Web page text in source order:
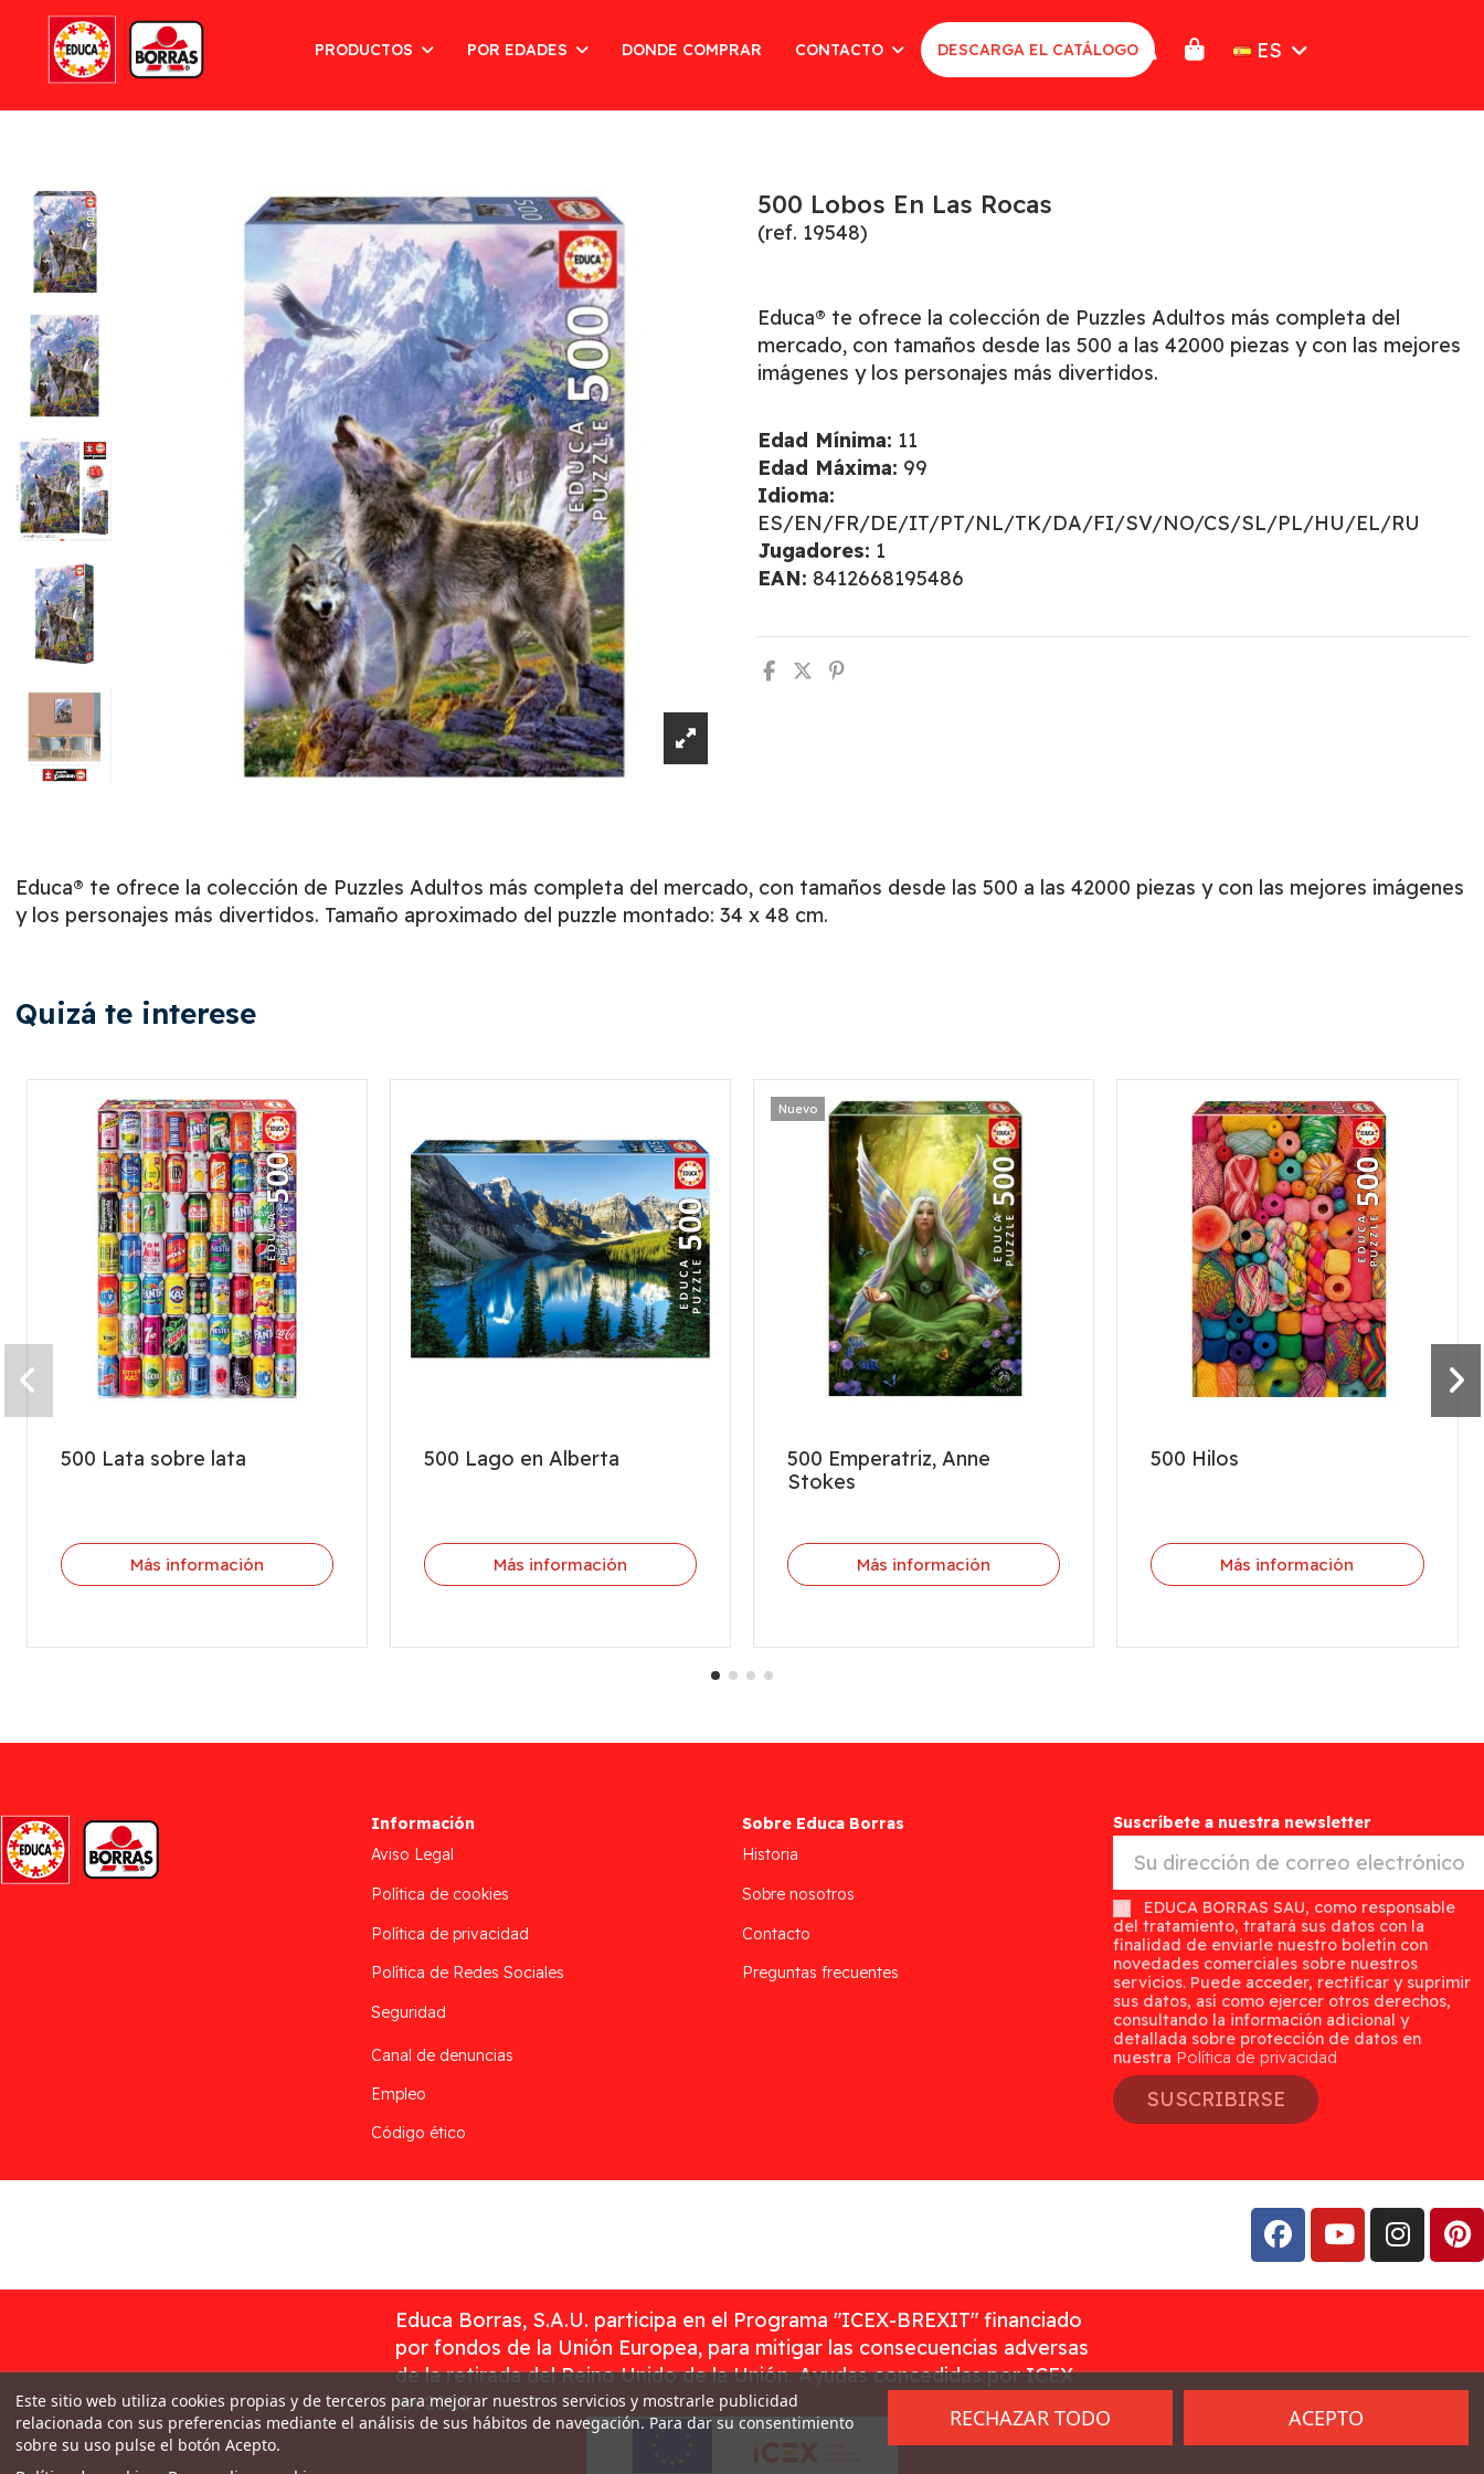
PRODUCTOS POR EDADES DONDE COMPRAR CONTACTO DESCARGA EL CATÁLOGO ES
500 Lobos En Las Rocas
(ref. 19548)
Educa® te ofrece la colección de Puzzles Adultos más completa del
mercado, con tamaños desde las 500 a las 42000 piezas y con las mejores
imágenes y los personajes más divertidos.
Edad Mínima: 11
Edad Máxima: 99
Idioma:
ES/EN/FR/DE/IT/PT/NL/TK/DA/FI/SV/NO/CS/SL/PL/HU/EL/RU
Jugadores: 1
EAN: 8412668195486
Educa® te ofrece la colección de Puzzles Adultos más completa del mercado, con tamaños desde las 500 a las 42000 piezas y con las mejores imágenes
y los personajes más divertidos. Tamaño aproximado del puzzle montado: 34 x 48 cm.
Quizá te interese
500 Lata sobre lata
Más información
500 Lago en Alberta
Más información
Nuevo
500 Emperatriz, Anne
Stokes
Más información
500 Hilos
Más información
Información
Aviso Legal
Política de cookies
Política de privacidad
Política de Redes Sociales
Seguridad
Canal de denuncias
Empleo
Código ético
Sobre Educa Borras
Historia
Sobre nosotros
Contacto
Preguntas frecuentes
Suscríbete a nuestra newsletter
EDUCA BORRAS SAU, como responsable
del tratamiento, tratará sus datos con la
finalidad de enviarle nuestro boletín con
novedades comerciales sobre nuestros
servicios. Puede acceder, rectificar y suprimir
sus datos, así como ejercer otros derechos,
consultando la información adicional y
detallada sobre protección de datos en
nuestra Política de privacidad
SUSCRIBIRSE
Educa Borras, S.A.U. participa en el Programa "ICEX-BREXIT" financiado
por fondos de la Unión Europea, para mitigar las consecuencias adversas
de la retirada del Reino Unido de la Unión. Ayudas concedidas por ICEX
en 2023
Este sitio web utiliza cookies propias y de terceros para mejorar nuestros servicios y mostrarle publicidad
relacionada con sus preferencias mediante el análisis de sus hábitos de navegación. Para dar su consentimiento
sobre su uso pulse el botón Acepto.
RECHAZAR TODO ACEPTO